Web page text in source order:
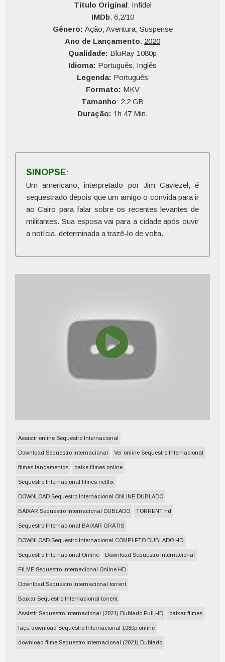
Título Original: Infidel
IMDb: 6,2/10
Gênero: Ação, Aventura, Suspense
Ano de Lançamento: 2020
Qualidade: BluRay 1080p
Idioma: Português, Inglês
Legenda: Português
Formato: MKV
Tamanho: 2.2 GB
Duração: 1h 47 Min.
SINOPSE:
Um americano, interpretado por Jim Caviezel, é
sequestrado depois que um amigo o convida para ir
ao Cairo para falar sobre os recentes levantes de
militantes. Sua esposa vai para a cidade após ouvir
a notícia, determinada a trazê-lo de volta.
Assistir online Sequestro Internacional
Download Sequestro Internacional Ver online Sequestro Internacional
filmes lançamentos baixe filmes online
Sequestro Internacional filmes netflix
DOWNLOAD Sequestro Internacional ONLINE DUBLADO
BAIXAR Sequestro Internacional DUBLADO TORRENT hd
Sequestro Internacional BAIXAR GRÁTIS
DOWNLOAD Sequestro Internacional COMPLETO DUBLADO HD
Sequestro Internacional Online Download Sequestro Internacional
FILME Sequestro Internacional Online HD
Download Sequestro Internacional torrent
Baixar Sequestro Internacional torrent
Assistir Sequestro Internacional (2021) Dublado Full HD baixar filmes
faça download Sequestro Internacional 1080p online
download filme Sequestro Internacional (2021) Dublado